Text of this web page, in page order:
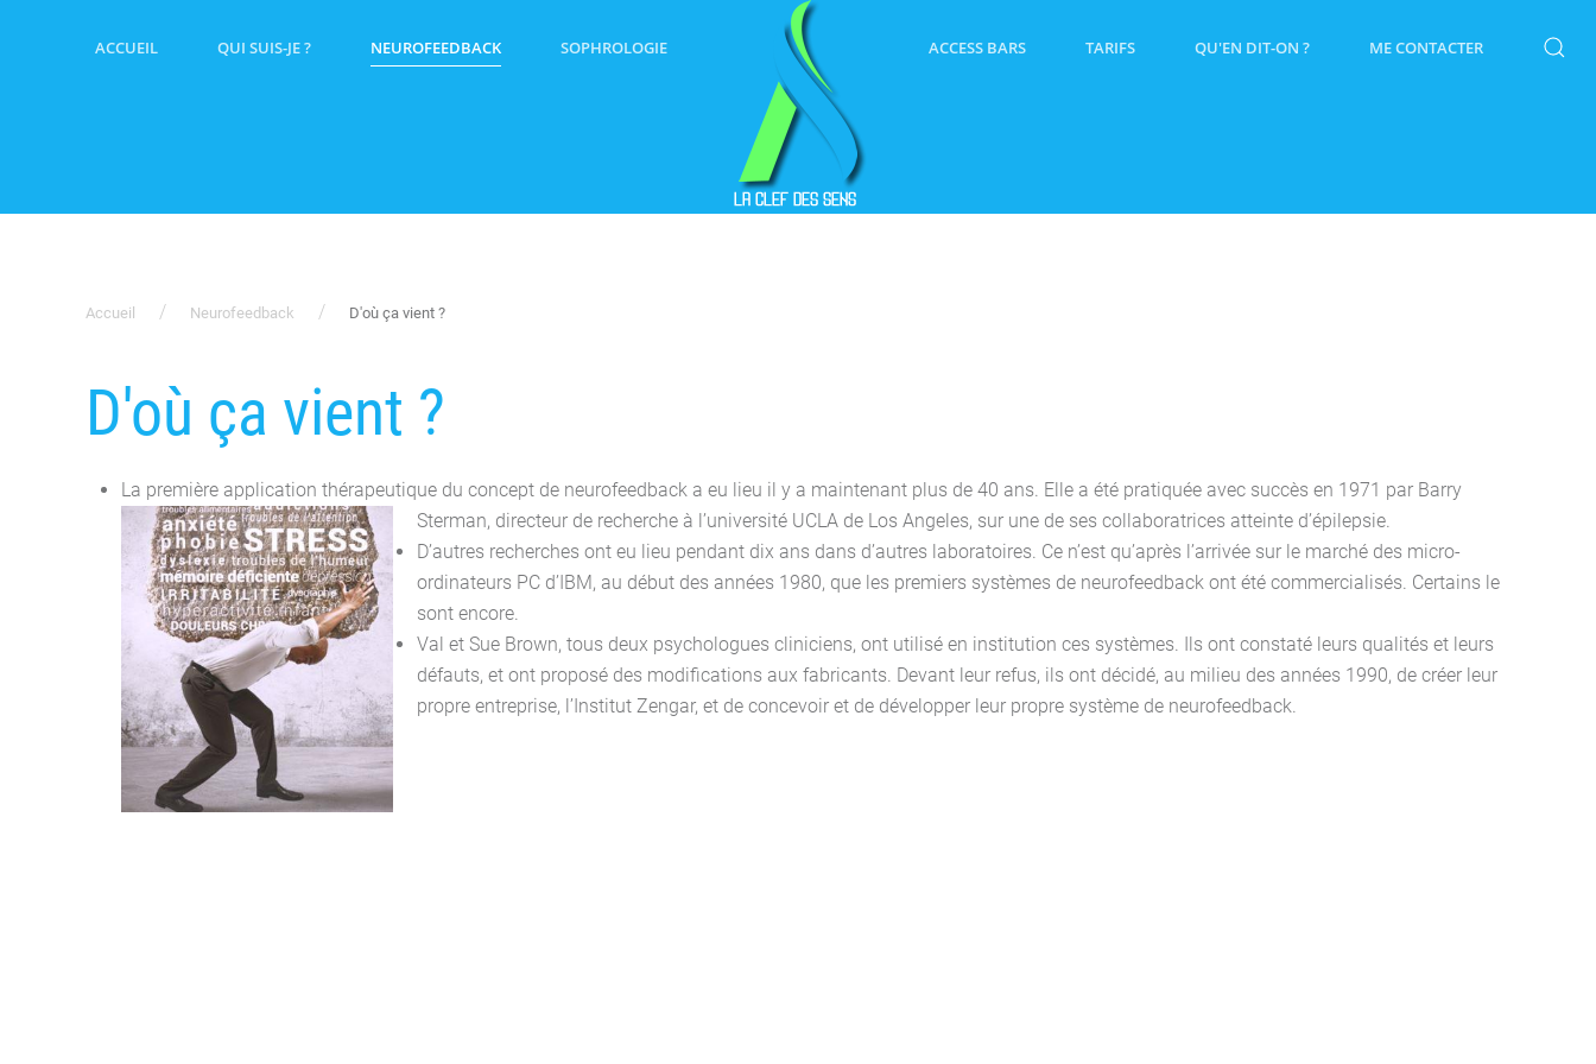
ACCUEIL QUI SUIS-JE ? NEUROFEEDBACK SOPHROLOGIE ACCESS BARS TARIFS QU'EN DIT-ON ? ME CONTACTER
Accueil Neurofeedback D'où ça vient ?
D'où ça vient ?
La première application thérapeutique du concept de neurofeedback a eu lieu il y a maintenant plus de 40 ans. Elle a été pratiquée avec succès en 1971 par Barry
Sterman, directeur de recherche à l’université UCLA de Los Angeles, sur une de ses collaboratrices atteinte d’épilepsie.
D’autres recherches ont eu lieu pendant dix ans dans d’autres laboratoires. Ce n’est qu’après l’arrivée sur le marché des micro-
ordinateurs PC d’IBM, au début des années 1980, que les premiers systèmes de neurofeedback ont été commercialisés. Certains le
sont encore.
Val et Sue Brown, tous deux psychologues cliniciens, ont utilisé en institution ces systèmes. Ils ont constaté leurs qualités et leurs
défauts, et ont proposé des modifications aux fabricants. Devant leur refus, ils ont décidé, au milieu des années 1990, de créer leur
propre entreprise, l’Institut Zengar, et de concevoir et de développer leur propre système de neurofeedback.